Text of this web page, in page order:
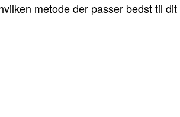
metode der passer bedst til